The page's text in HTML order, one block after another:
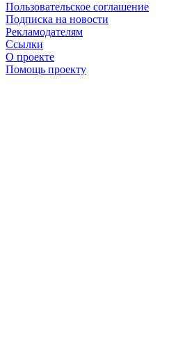
Пользовательское соглашение
Подписка на новости
Рекламодателям
Ссылки
О проекте
Помощь проекту